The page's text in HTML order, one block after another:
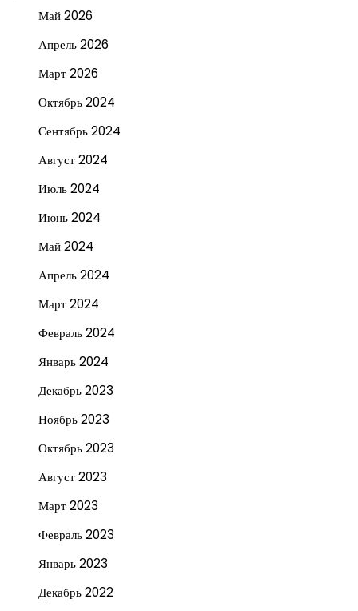
Май 2026
Апрель 2026
Март 2026
Октябрь 2024
Сентябрь 2024
Август 2024
Июль 2024
Июнь 2024
Май 2024
Апрель 2024
Март 2024
Февраль 2024
Январь 2024
Декабрь 2023
Ноябрь 2023
Октябрь 2023
Август 2023
Март 2023
Февраль 2023
Январь 2023
Декабрь 2022